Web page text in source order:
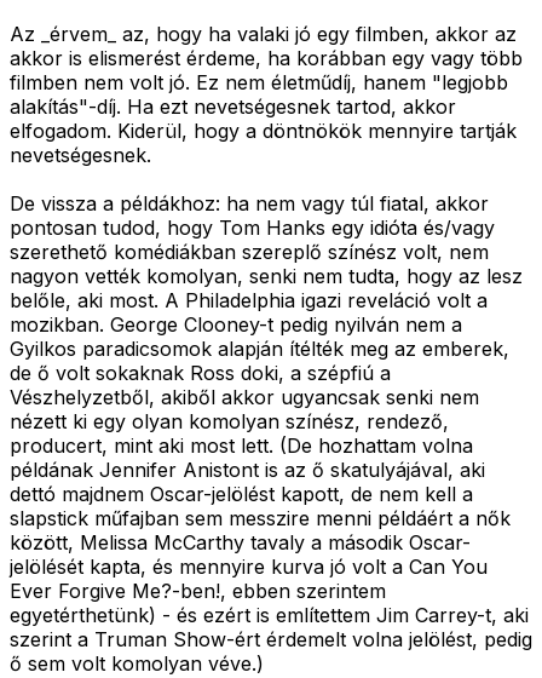
Az _érvem_ az, hogy ha valaki jó egy filmben, akkor az
akkor is elismerést érdeme, ha korábban egy vagy több
filmben nem volt jó. Ez nem életműdíj, hanem "legjobb
alakítás"-díj. Ha ezt nevetségesnek tartod, akkor
elfogadom. Kiderül, hogy a döntnökök mennyire tartják
nevetségesnek.
De vissza a példákhoz: ha nem vagy túl fiatal, akkor
pontosan tudod, hogy Tom Hanks egy idióta és/vagy
szerethető komédiákban szereplő színész volt, nem
nagyon vették komolyan, senki nem tudta, hogy az lesz
belőle, aki most. A Philadelphia igazi reveláció volt a
mozikban. George Clooney-t pedig nyilván nem a
Gyilkos paradicsomok alapján ítélték meg az emberek,
de ő volt sokaknak Ross doki, a szépfiú a
Vészhelyzetből, akiből akkor ugyancsak senki nem
nézett ki egy olyan komolyan színész, rendező,
producert, mint aki most lett. (De hozhattam volna
példának Jennifer Anistont is az ő skatulyájával, aki
dettó majdnem Oscar-jelölést kapott, de nem kell a
slapstick műfajban sem messzire menni példáért a nők
között, Melissa McCarthy tavaly a második Oscar-
jelölését kapta, és mennyire kurva jó volt a Can You
Ever Forgive Me?-ben!, ebben szerintem
egyetérthetünk) - és ezért is említettem Jim Carrey-t, aki
szerint a Truman Show-ért érdemelt volna jelölést, pedig
ő sem volt komolyan véve.)